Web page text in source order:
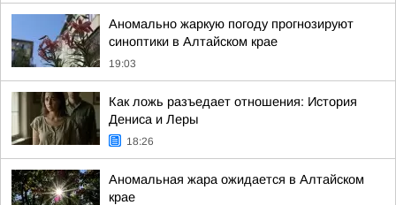
Аномально жаркую погоду прогнозируют
синоптики в Алтайском крае
19:03
Как ложь разъедает отношения: История
Дениса и Леры
18:26
Аномальная жара ожидается в Алтайском
крае